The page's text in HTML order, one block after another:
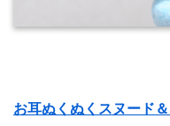
お耳ぬくぬくスヌード